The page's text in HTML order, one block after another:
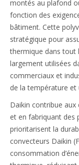
montés au plafond
fonction des
bâtiment. Cette
stratégique pour
thermique dans tout
largement utilisées
commerciaux et
de la température
Daikin contribue
et en fabriquant des
prioritarisent la
convecteurs Daikin
consommation